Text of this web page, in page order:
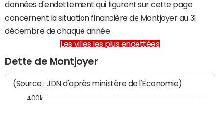
données d'endettement qui figurent sur cette page
concernent la situation financière de Montjoyer au 31
décembre de chaque année.
Les villes les plus endettées
Dette de Montjoyer
(Source : JDN d'après ministère de l'Economie)
400k